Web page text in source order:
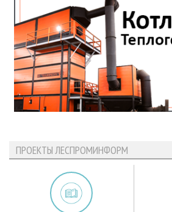
ПРОЕКТЫ ЛЕСПРОМИНФОРМ